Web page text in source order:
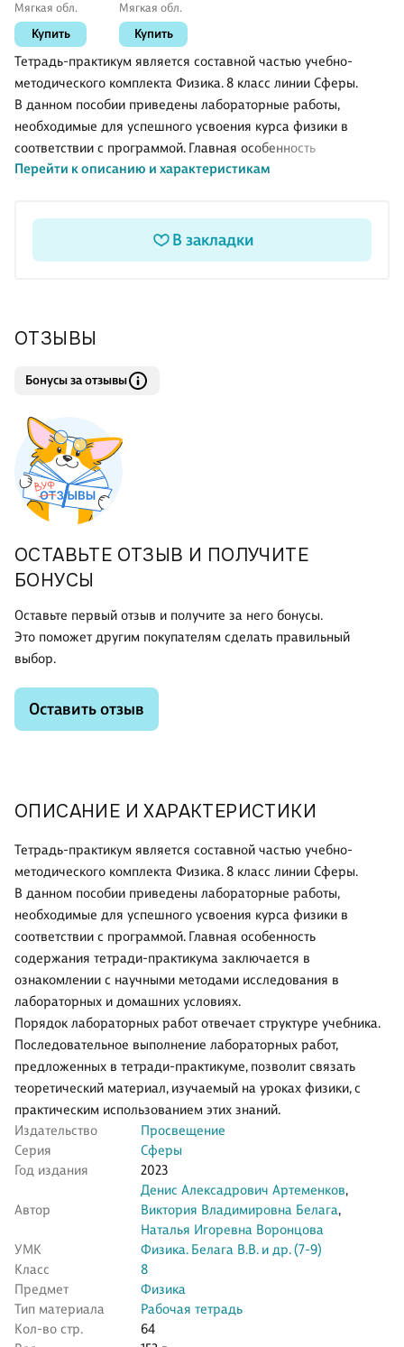
Тетрадь-практикум является составной частью учебно-
методического комплекта Физика. 8 класс линии Сферы.
В данном пособии приведены лабораторные работы,
необходимые для успешного усвоения курса физики в
соответствии с программой. Главная особенность
содержания тетради-практикума заключается в
Порядок лабораторных работ отвечает структуре учебника.
Последовательное выполнение лабораторных работ,
Перейти к описанию и характеристикам
Мягкая обл.
Купить
Мягкая обл.
Купить
В закладки
ОПИСАНИЕ И ХАРАКТЕРИСТИКИ
Тетрадь-практикум является составной частью учебно-
методического комплекта Физика. 8 класс линии Сферы.
В данном пособии приведены лабораторные работы,
необходимые для успешного усвоения курса физики в
соответствии с программой. Главная особенность
содержания тетради-практикума заключается в
ознакомлении с научными методами исследования в
лабораторных и домашних условиях.
Порядок лабораторных работ отвечает структуре учебника.
Последовательное выполнение лабораторных работ,
предложенных в тетради-практикуме, позволит связать
теоретический материал, изучаемый на уроках физики, с
практическим использованием этих знаний.
Издательство
Просвещение
Серия
Сферы
Год издания
2023
Автор
Денис Алексадрович Артеменков,
Виктория Владимировна Белага,
Наталья Игоревна Воронцова
УМК
Физика. Белага В.В. и др. (7-9)
Класс
8
Предмет
Физика
Тип материала
Рабочая тетрадь
Кол-во стр.
64
ОТЗЫВЫ
Бонусы за отзывы
ОСТАВЬТЕ ОТЗЫВ И ПОЛУЧИТЕ
БОНУСЫ
Оставьте первый отзыв и получите за него бонусы.
Это поможет другим покупателям сделать правильный
выбор.
Оставить отзыв